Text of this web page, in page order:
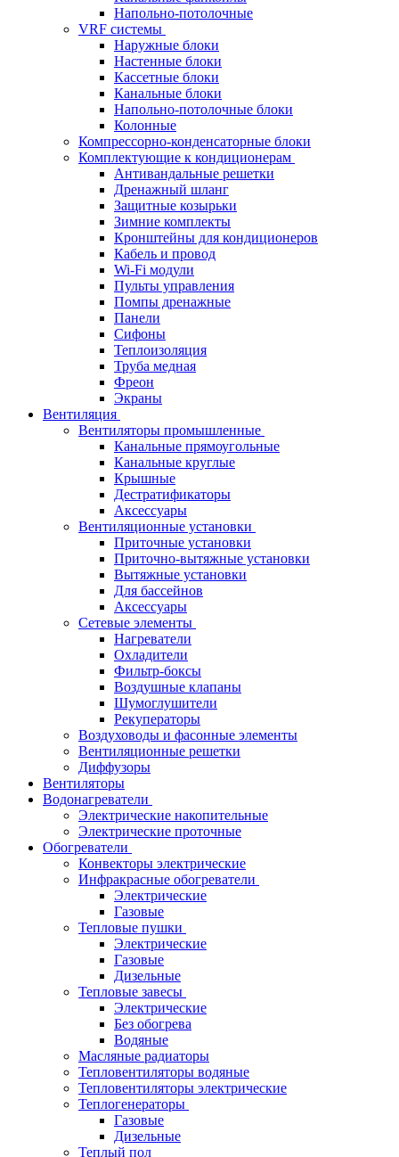
Напольно-потолочные
VRF системы
Наружные блоки
Настенные блоки
Кассетные блоки
Канальные блоки
Напольно-потолочные блоки
Колонные
Компрессорно-конденсаторные блоки
Комплектующие к кондиционерам
Антивандальные решетки
Дренажный шланг
Защитные козырьки
Зимние комплекты
Кронштейны для кондиционеров
Кабель и провод
Wi-Fi модули
Пульты управления
Помпы дренажные
Панели
Сифоны
Теплоизоляция
Труба медная
Фреон
Экраны
Вентиляция
Вентиляторы промышленные
Канальные прямоугольные
Канальные круглые
Крышные
Дестратификаторы
Аксессуары
Вентиляционные установки
Приточные установки
Приточно-вытяжные установки
Вытяжные установки
Для бассейнов
Аксессуары
Сетевые элементы
Нагреватели
Охладители
Фильтр-боксы
Воздушные клапаны
Шумоглушители
Рекуператоры
Воздуховоды и фасонные элементы
Вентиляционные решетки
Диффузоры
Вентиляторы
Водонагреватели
Электрические накопительные
Электрические проточные
Обогреватели
Конвекторы электрические
Инфракрасные обогреватели
Электрические
Газовые
Тепловые пушки
Электрические
Газовые
Дизельные
Тепловые завесы
Электрические
Без обогрева
Водяные
Масляные радиаторы
Тепловентиляторы водяные
Тепловентиляторы электрические
Теплогенераторы
Газовые
Дизельные
Теплый пол